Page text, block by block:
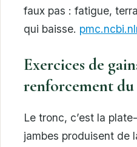
faux pas : fatigue,
qui baisse.
Exercices de
renforcement
Le tronc, c’est la
jambes produisent de